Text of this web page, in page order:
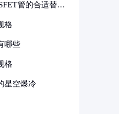
管的合适替代
格
哪些
格
星空爆冷